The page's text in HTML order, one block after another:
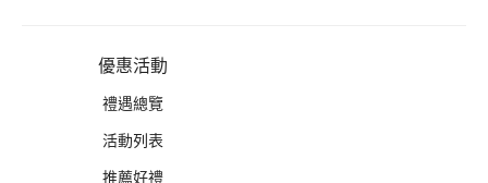
優惠活動
禮遇總覽
活動列表
推薦好禮